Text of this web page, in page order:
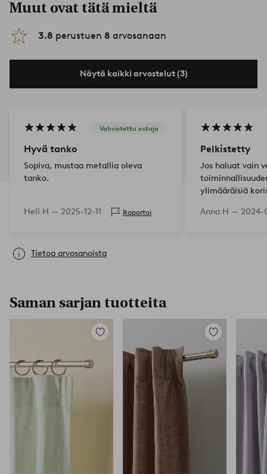
Muut ovat tätä mieltä
3.8 perustuen 8 arvosanaan
Näytä kaikki arvostelut (3)
Vahvistettu ostaja
Hyvä tanko
Sopiva, mustaa metallia oleva
tanko.
Heli H — 2025-12-11 Raportoi
Pelkistetty
Jos haluat vain
ylimääräisiä
osia = vakaa.
Anna H — 2024-
Tietoa arvosanoista
Saman sarjan tuotteita
Lisää
Lisää